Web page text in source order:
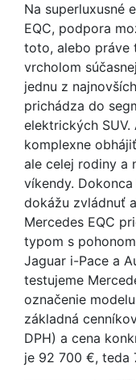
Na superluxusné
EQC, podpora
toto, alebo práve
vrcholom
jednu z
prichádza do
elektrických
komplexne
ale celej rodiny a
víkendy.
dokážu zvládnuť
Mercedes EQC
typom s
Jaguar i-Pace a
testujeme
označenie
základná
DPH) a cena
je 92 700 €, teda